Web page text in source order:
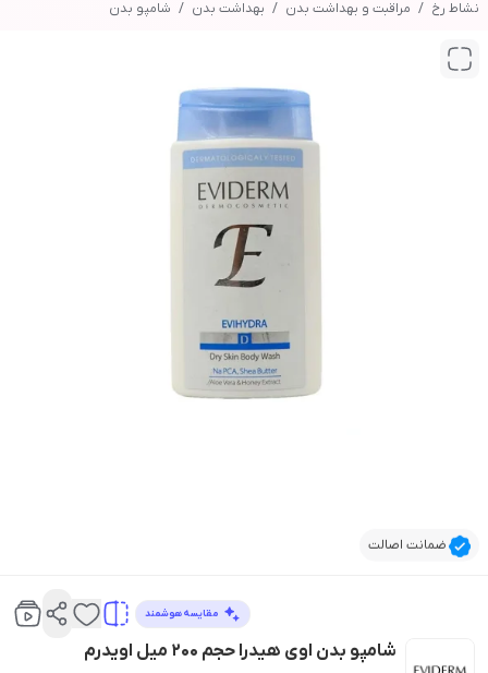
نشاط رخ مراقبت و بهداشت بدن بهداشت بدن شامپو بدن
ضمانت اصالت
مقایسه هوشمند
شامپو بدن اوی هیدرا حجم 200 میل اویدرم